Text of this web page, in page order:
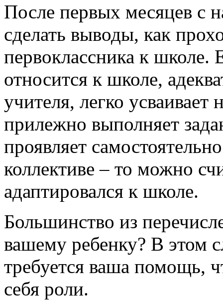
После первых месяцев с
сделать выводы, как
первоклассника к школе.
относится к школе,
учителя, легко
прилежно выполняет
проявляет
коллективе – то можно
адаптировался к школе.
Большинство из
вашему ребенку? В этом
требуется ваша помощь,
себя роли.